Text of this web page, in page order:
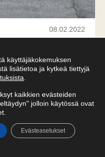
08.02.2022
käyttäjäkokemuksen
lisätietoa ja kytkeä tiettyjä
kaikkien evästeiden
jolloin käytössä ovat
Evästeasetukset